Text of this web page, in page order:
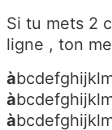
Si tu mets 2
ligne , ton
à
à
à